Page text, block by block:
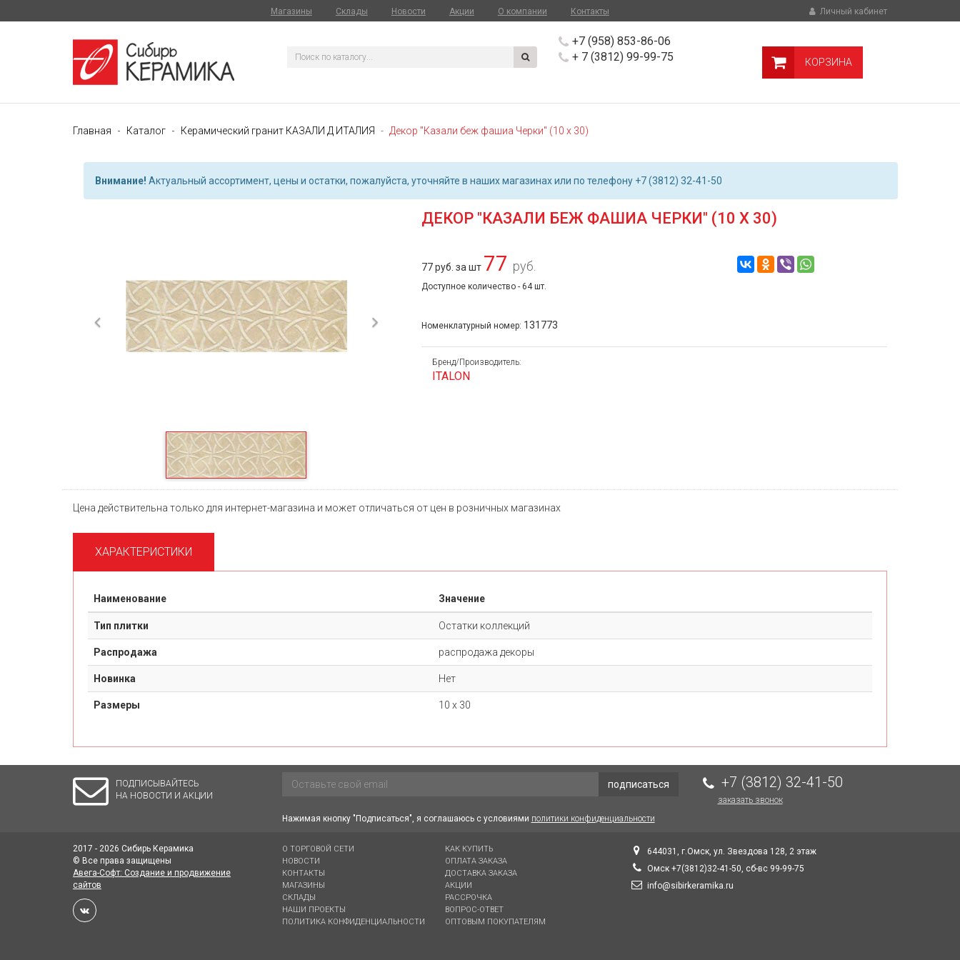
Магазины Склады Новости Акции О компании Контакты Личный кабинет
+7 (958) 853-86-06
+ 7 (3812) 99-99-75
КОРЗИНА
Главная Каталог Керамический гранит КАЗАЛИ Д ИТАЛИЯ Декор "Казали беж фашиа Черки" (10 х 30)
Внимание! Актуальный ассортимент, цены и остатки, пожалуйста, уточняйте в наших магазинах или по телефону +7 (3812) 32-41-50
Previous Next
ДЕКОР "КАЗАЛИ БЕЖ ФАШИА ЧЕРКИ" (10 Х 30)
77 руб. за шт 77 руб.
Доступное количество - 64 шт.
Номенклатурный номер: 131773
Бренд/Производитель:
ITALON
Цена действительна только для интернет-магазина и может отличаться от цен в розничных магазинах
ХАРАКТЕРИСТИКИ
Наименование Значение
Тип плитки Остатки коллекций
Распродажа распродажа декоры
Новинка Нет
Размеры 10 х 30
ПОДПИСЫВАЙТЕСЬ
НА НОВОСТИ И АКЦИИ
подписаться
Нажимая кнопку "Подписаться", я соглашаюсь с условиями политики конфиденциальности
+7 (3812) 32-41-50
заказать звонок
2017 - 2026 Сибирь Керамика
© Все права защищены
Авега-Софт: Создание и продвижение
сайтов
О ТОРГОВОЙ СЕТИ
НОВОСТИ
КОНТАКТЫ
МАГАЗИНЫ
СКЛАДЫ
НАШИ ПРОЕКТЫ
ПОЛИТИКА КОНФИДЕНЦИАЛЬНОСТИ
КАК КУПИТЬ
ОПЛАТА ЗАКАЗА
ДОСТАВКА ЗАКАЗА
АКЦИИ
РАССРОЧКА
ВОПРОС-ОТВЕТ
ОПТОВЫМ ПОКУПАТЕЛЯМ
644031, г.Омск, ул. Звездова 128, 2 этаж
Омск +7(3812)32-41-50, сб-вс 99-99-75
info@sibirkeramika.ru